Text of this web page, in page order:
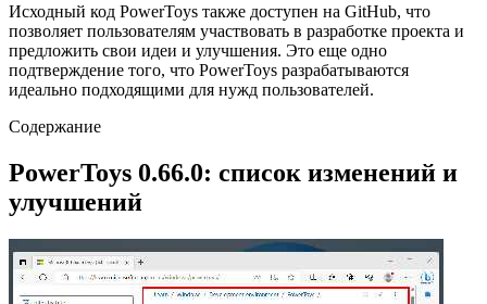
Исходный код PowerToys также доступен на GitHub, что
позволяет пользователям участвовать в разработке проекта и
предложить свои идеи и улучшения. Это еще одно
подтверждение того, что PowerToys разрабатываются
идеально подходящими для нужд пользователей.
Содержание
PowerToys 0.66.0: список изменений и
улучшений